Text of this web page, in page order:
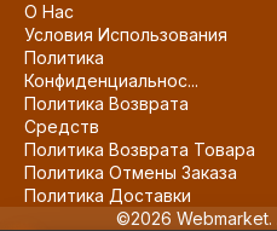
О Нас
Условия Использования
Политика
Конфиденциальнос...
Политика Возврата
Средств
Политика Возврата Товара
Политика Отмены Заказа
Политика Доставки
©2026 Webmarket.